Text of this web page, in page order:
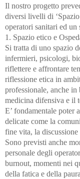
Il nostro progetto
diversi livelli di
operatori sanitari ed
1. Spazio etico e
Si tratta di uno spazio
infermieri, psicologi,
riflettere e affrontare
riflessione etica in
professionale, anche
medicina difensiva e il
E’ fondamentale poter
delicate come la
fine vita, la
Sono previsti anche
personale degli
burnout, momenti nei
della fatica e della